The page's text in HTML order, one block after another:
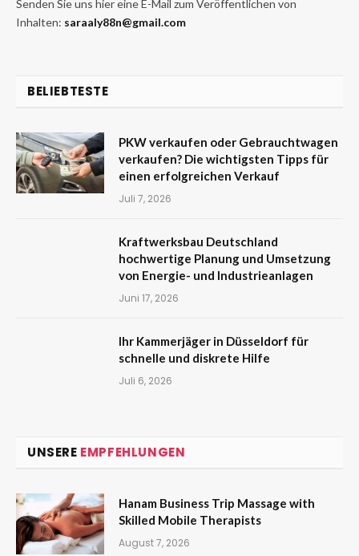
Senden Sie uns hier eine E-Mail zum Veröffentlichen von
Inhalten: saraaly88n@gmail.com
BELIEBTESTE
PKW verkaufen oder Gebrauchtwagen
verkaufen? Die wichtigsten Tipps für
einen erfolgreichen Verkauf
Juli 7, 2026
Kraftwerksbau Deutschland
hochwertige Planung und Umsetzung
von Energie- und Industrieanlagen
Juni 17, 2026
Ihr Kammerjäger in Düsseldorf für
schnelle und diskrete Hilfe
Juli 6, 2026
UNSERE EMPFEHLUNGEN
Hanam Business Trip Massage with
Skilled Mobile Therapists
August 7, 2026